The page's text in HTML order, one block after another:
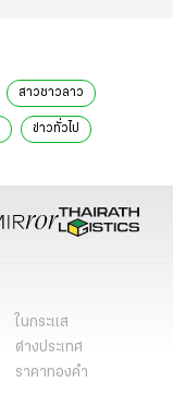
สาวชาวลาว
ข่าวทั่วไป
ในกระแส
ต่างประเทศ
ราคาทองคำ